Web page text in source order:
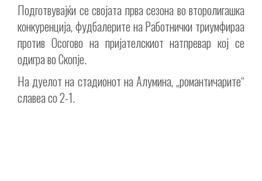
Подготвувајќи се својата прва сезона во второлигашка
конкуренција, фудбалерите на Работнички триумфираа
против Осогово на пријателскиот натпревар кој се
одигра во Скопје.
На дуелот на стадионот на Алумина, „романтичарите“
славеа со 2-1.